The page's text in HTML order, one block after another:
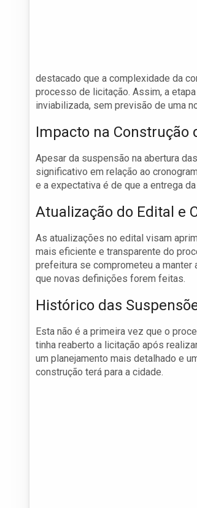
destacado que a complexidade da
processo de licitação. Assim, a
inviabilizada, sem previsão de uma
Impacto na Construção
Apesar da suspensão na abertura
significativo em relação ao
e a expectativa é de que a entrega
Atualização do Edital e
As atualizações no edital visam
mais eficiente e transparente do
prefeitura se comprometeu a
que novas definições forem feitas.
Histórico das
Esta não é a primeira vez que o
tinha reaberto a licitação após
um planejamento mais detalhado e
construção terá para a cidade.